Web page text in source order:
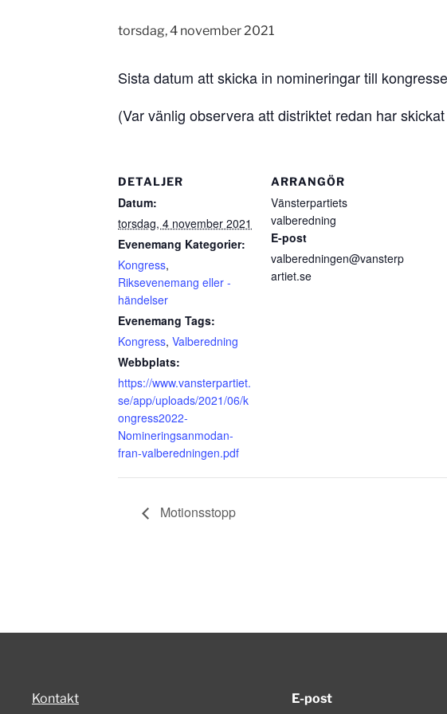
torsdag, 4 november 2021
Sista datum att skicka in nomineringar till
(Var vänlig observera att distriktet redan har
DETALJER
Datum:
torsdag, 4 november 2021
Evenemang Kategorier:
Kongress,
Riksevenemang eller -
händelser
Evenemang Tags:
Kongress, Valberedning
Webbplats:
https://www.vansterpartiet.
se/app/uploads/2021/06/k
ongress2022-
Nomineringsanmodan-
fran-valberedningen.pdf
ARRANGÖR
Vänsterpartiets
valberedning
E-post
valberedningen@vansterp
artiet.se
Motionsstopp
Kontakt
E-post